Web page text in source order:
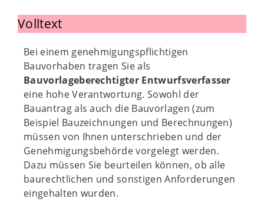
Volltext
Bei einem genehmigungspflichtigen
Bauvorhaben tragen Sie als
Bauvorlageberechtigter Entwurfsverfasser
eine hohe Verantwortung. Sowohl der
Bauantrag als auch die Bauvorlagen (zum
Beispiel Bauzeichnungen und Berechnungen)
müssen von Ihnen unterschrieben und der
Genehmigungsbehörde vorgelegt werden.
Dazu müssen Sie beurteilen können, ob alle
baurechtlichen und sonstigen Anforderungen
eingehalten wurden.